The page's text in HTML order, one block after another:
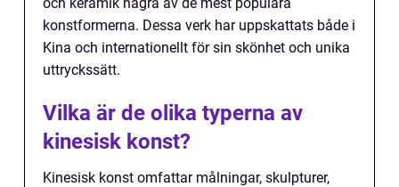
konstformerna. Dessa verk har uppskattats både i
Kina och internationellt för sin skönhet och unika
uttryckssätt.
Vilka är de olika typerna av
kinesisk konst?
Kinesisk konst omfattar målningar, skulpturer,